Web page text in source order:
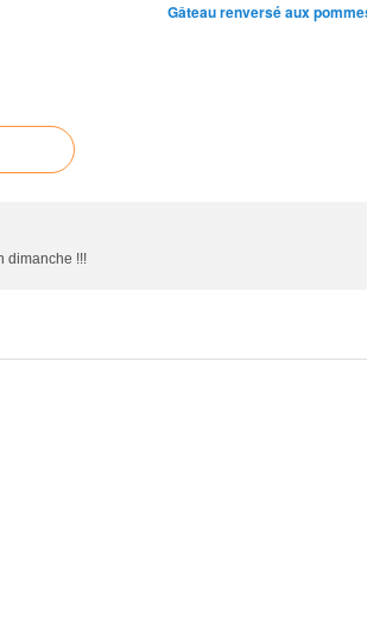
Gâteau renversé aux
dimanche !!!